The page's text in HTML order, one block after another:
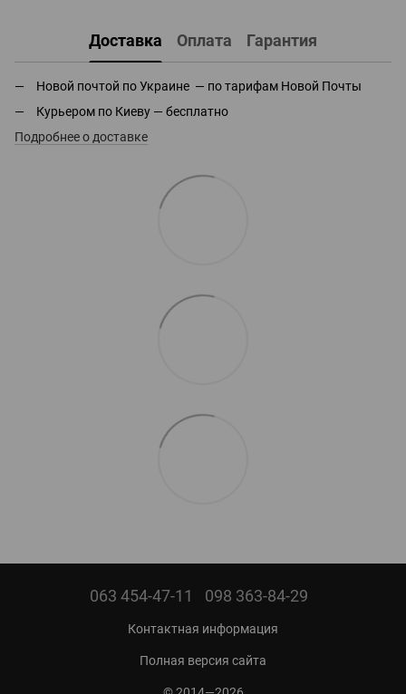
Доставка Оплата Гарантия
Новой почтой по Украине — по тарифам Новой Почты
Курьером по Киеву — бесплатно
Подробнее о доставке
063 454-47-11 098 363-84-29
Контактная информация
Полная версия сайта